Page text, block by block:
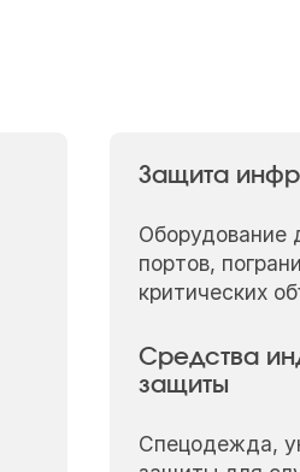
Защита
Оборудование
портов,
критических
Средства
защиты
Спецодежда,